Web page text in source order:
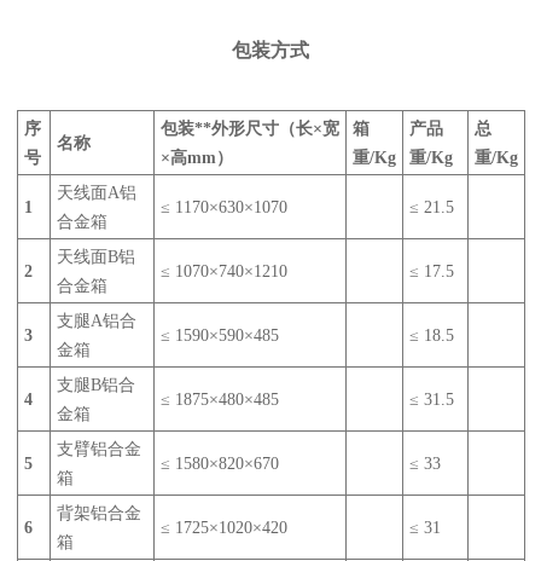
包装方式
序
号
名称
包装**外形尺寸（长×宽
×高mm）
箱
重/Kg
产品
重/Kg
总
重/Kg
1
天线面A铝
合金箱
≤ 1170×630×1070 ≤ 21.5
2
天线面B铝
合金箱
≤ 1070×740×1210 ≤ 17.5
3
支腿A铝合
金箱
≤ 1590×590×485 ≤ 18.5
4
支腿B铝合
金箱
≤ 1875×480×485 ≤ 31.5
5
支臂铝合金
箱
≤ 1580×820×670 ≤ 33
6
背架铝合金
箱
≤ 1725×1020×420 ≤ 31